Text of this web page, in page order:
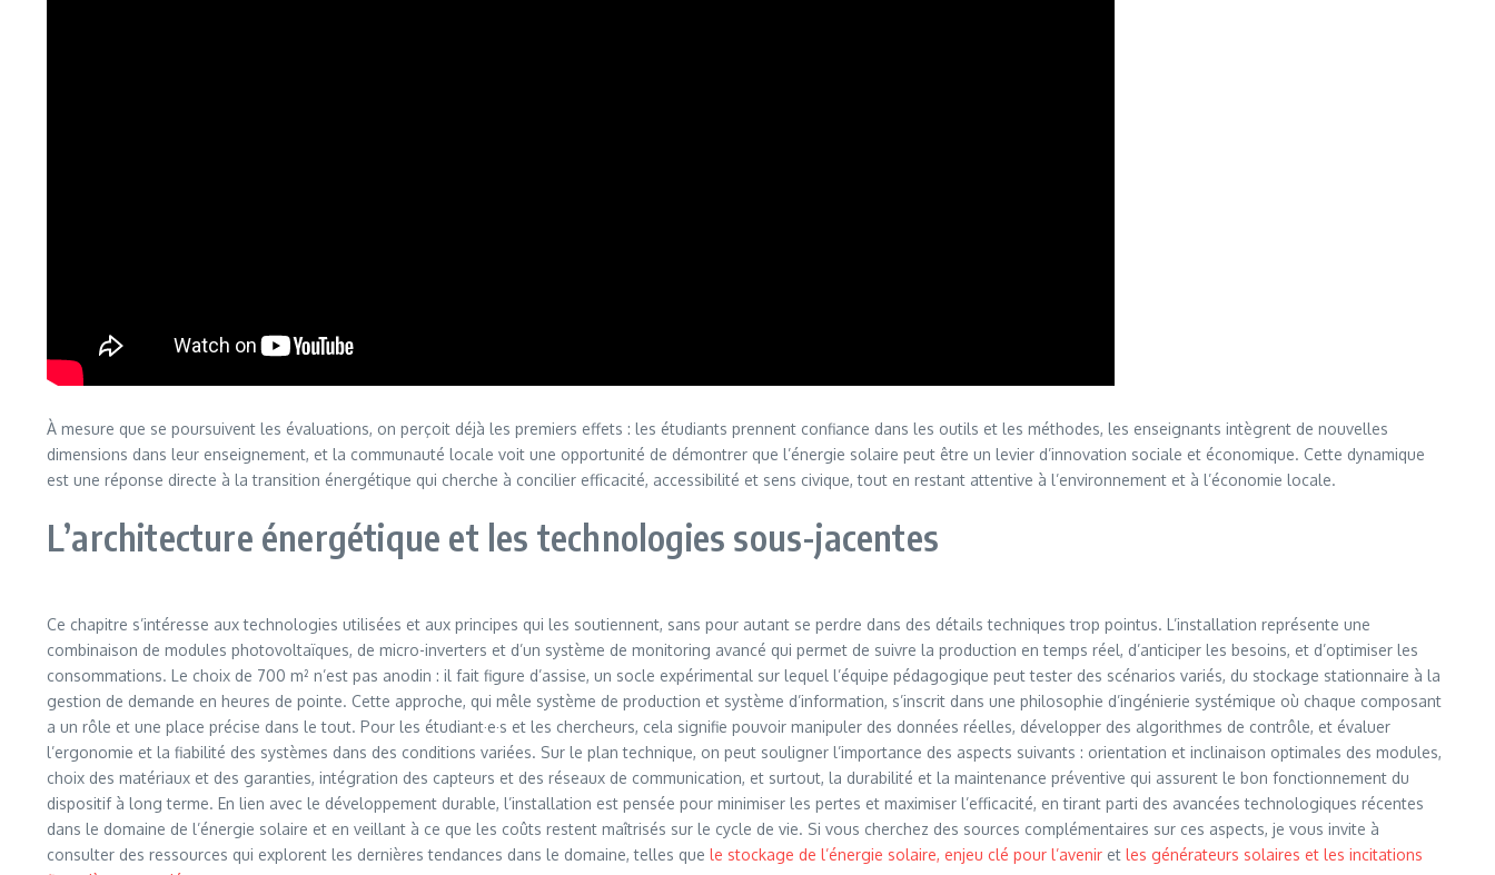
À mesure que se poursuivent les évaluations, on perçoit déjà les premiers effets : les étudiants prennent confiance dans les outils et les méthodes, les enseignants intègrent de nouvelles
dimensions dans leur enseignement, et la communauté locale voit une opportunité de démontrer que l’énergie solaire peut être un levier d’innovation sociale et économique. Cette dynamique
est une réponse directe à la transition énergétique qui cherche à concilier efficacité, accessibilité et sens civique, tout en restant attentive à l’environnement et à l’économie locale.
L’architecture énergétique et les technologies sous-jacentes
Ce chapitre s’intéresse aux technologies utilisées et aux principes qui les soutiennent, sans pour autant se perdre dans des détails techniques trop pointus. L’installation représente une
combinaison de modules photovoltaïques, de micro-inverters et d’un système de monitoring avancé qui permet de suivre la production en temps réel, d’anticiper les besoins, et d’optimiser les
consommations. Le choix de 700 m² n’est pas anodin : il fait figure d’assise, un socle expérimental sur lequel l’équipe pédagogique peut tester des scénarios variés, du stockage stationnaire à la
gestion de demande en heures de pointe. Cette approche, qui mêle système de production et système d’information, s’inscrit dans une philosophie d’ingénierie systémique où chaque composant
a un rôle et une place précise dans le tout. Pour les étudiant·e·s et les chercheurs, cela signifie pouvoir manipuler des données réelles, développer des algorithmes de contrôle, et évaluer
l’ergonomie et la fiabilité des systèmes dans des conditions variées. Sur le plan technique, on peut souligner l’importance des aspects suivants : orientation et inclinaison optimales des modules,
choix des matériaux et des garanties, intégration des capteurs et des réseaux de communication, et surtout, la durabilité et la maintenance préventive qui assurent le bon fonctionnement du
dispositif à long terme. En lien avec le développement durable, l’installation est pensée pour minimiser les pertes et maximiser l’efficacité, en tirant parti des avancées technologiques récentes
dans le domaine de l’énergie solaire et en veillant à ce que les coûts restent maîtrisés sur le cycle de vie. Si vous cherchez des sources complémentaires sur ces aspects, je vous invite à
consulter des ressources qui explorent les dernières tendances dans le domaine, telles que le stockage de l’énergie solaire, enjeu clé pour l’avenir et les générateurs solaires et les incitations